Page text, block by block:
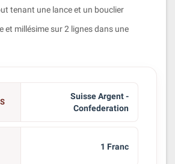
tenant une lance et un bouclier
et millésime sur 2 lignes dans une
Suisse Argent -
Confederation
1 Franc